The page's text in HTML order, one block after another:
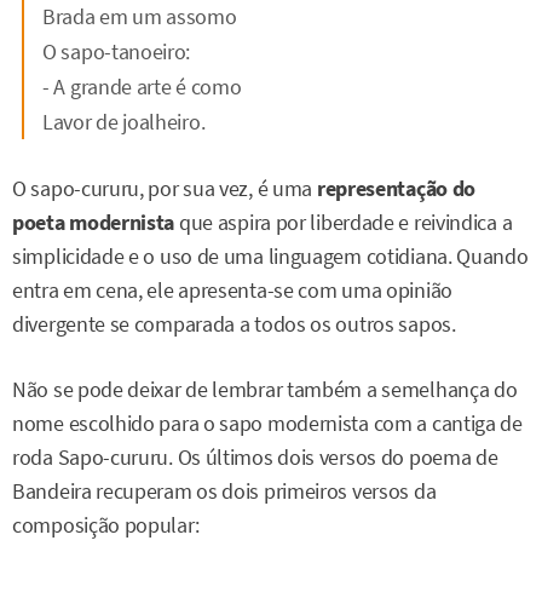
Brada em um assomo
O sapo-tanoeiro:
- A grande arte é como
Lavor de joalheiro.
O sapo-cururu, por sua vez, é uma representação do
poeta modernistaque aspira por liberdade e reivindica a
simplicidade e o uso de uma linguagem cotidiana. Quando
entra em cena, ele apresenta-se com uma opinião
divergente se comparada a todos os outros sapos.
Não se pode deixar de lembrar também a semelhança do
nome escolhido para o sapo modernista com a cantiga de
roda Sapo-cururu. Os últimos dois versos do poema de
Bandeira recuperam os dois primeiros versos da
composição popular: